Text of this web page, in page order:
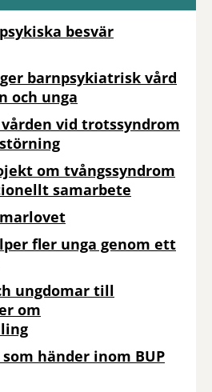
besvär
barnpsykiatrisk vård
och unga
vid trotssyndrom
om tvångssyndrom
samarbete
fler unga genom ett
ungdomar till
om
händer inom BUP